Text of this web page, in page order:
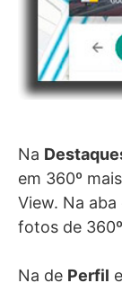
Na
em 360º
View. Na aba
fotos de
Na de Perfil